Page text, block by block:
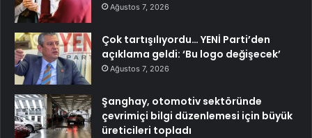
Ağustos 7, 2026
Çok tartışılıyordu… YENİ Parti’den
açıklama geldi: ‘Bu logo değişecek’
Ağustos 7, 2026
Şanghay, otomotiv sektöründe
çevrimiçi bilgi düzenlemesi için büyük
üreticileri topladı